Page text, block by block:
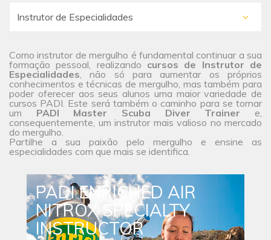
Como instrutor de mergulho é fundamental continuar a sua
formação pessoal, realizando cursos de Instrutor de
Especialidades, não só para aumentar os próprios
conhecimentos e técnicas de mergulho, mas também para
poder oferecer aos seus alunos uma maior variedade de
cursos PADI. Este será também o caminho para se tornar
um PADI Master Scuba Diver Trainer e,
consequentemente, um instrutor mais valioso no mercado
do mergulho.
Partilhe a sua paixão pelo mergulho e ensine as
especialidades com que mais se identifica.
PADI ENRICHED AIR
NITROX SPECIALTY
INSTRUCTOR